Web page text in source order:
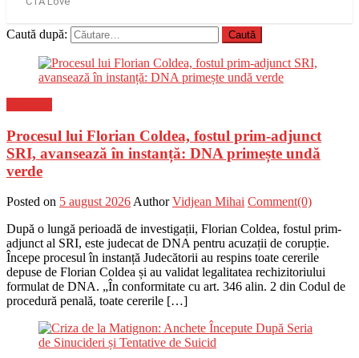
Caută după:
Procesul lui Florian Coldea, fostul prim-adjunct
SRI, avansează în instanță: DNA primește undă
verde
Posted on 5 august 2026 Author Vidjean Mihai Comment(0)
După o lungă perioadă de investigații, Florian Coldea, fostul prim-
adjunct al SRI, este judecat de DNA pentru acuzații de corupție.
Începe procesul în instanță Judecătorii au respins toate cererile
depuse de Florian Coldea și au validat legalitatea rechizitoriului
formulat de DNA. „În conformitate cu art. 346 alin. 2 din Codul de
procedură penală, toate cererile […]